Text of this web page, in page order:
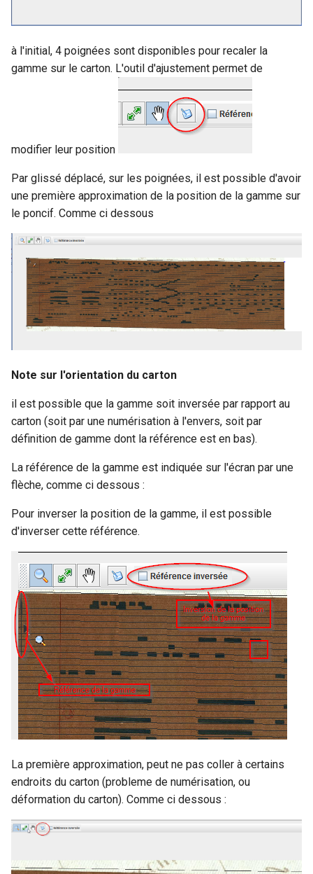
à l'initial, 4 poignées sont disponibles pour recaler la
gamme sur le carton. L'outil d'ajustement permet de
modifier leur position
Par glissé déplacé, sur les poignées, il est possible d'avoir
une première approximation de la position de la gamme sur
le poncif. Comme ci dessous
Note sur l'orientation du carton
il est possible que la gamme soit inversée par rapport au
carton (soit par une numérisation à l'envers, soit par
définition de gamme dont la référence est en bas).
La référence de la gamme est indiquée sur l'écran par une
flèche, comme ci dessous :
Pour inverser la position de la gamme, il est possible
d'inverser cette référence.
La première approximation, peut ne pas coller à certains
endroits du carton (probleme de numérisation, ou
déformation du carton). Comme ci dessous :